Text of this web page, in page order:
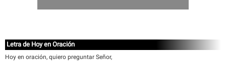
Letra de Hoy en Oración
Hoy en oración, quiero preguntar Señor,